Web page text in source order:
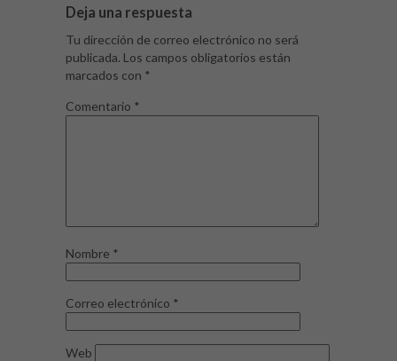
Deja una respuesta
Tu dirección de correo electrónico no será
publicada. Los campos obligatorios están
marcados con *
Comentario *
Nombre *
Correo electrónico *
Web